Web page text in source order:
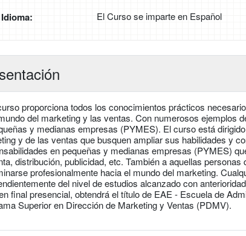
Idioma: El Curso se imparte en Español
proporciona todos los conocimientos prácticos
del marketing y las ventas. Con numerosos ejemplos
y medianas empresas (PYMES). El curso está
y de las ventas que busquen ampliar sus habilidades y
en pequeñas y medianas empresas (PYMES)
distribución, publicidad, etc. También a aquellas
profesionalmente hacia el mundo del marketing.
del nivel de estudios alcanzado con
final presencial, obtendrá el título de EAE - Escuela de
Superior en Dirección de Marketing y Ventas (PDMV).